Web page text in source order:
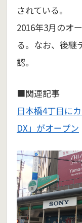
されている。
2016年3月のオ
る。なお、後継
認。
■関連記事
日本橋4丁目に
DX」がオープン